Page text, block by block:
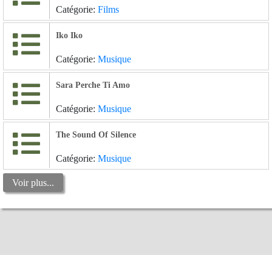
Catégorie: Films
Iko Iko
Catégorie: Musique
Sara Perche Ti Amo
Catégorie: Musique
The Sound Of Silence
Catégorie: Musique
Voir plus...